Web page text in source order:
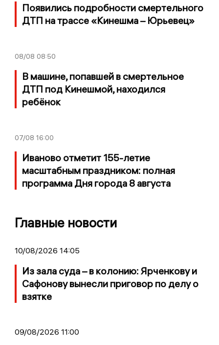
Появились подробности смертельного
ДТП на трассе «Кинешма – Юрьевец»
08/08 08:50
В машине, попавшей в смертельное
ДТП под Кинешмой, находился
ребёнок
07/08 16:00
Иваново отметит 155-летие
масштабным праздником: полная
программа Дня города 8 августа
Главные новости
10/08/2026 14:05
Из зала суда – в колонию: Ярченкову и
Сафонову вынесли приговор по делу о
взятке
09/08/2026 11:00